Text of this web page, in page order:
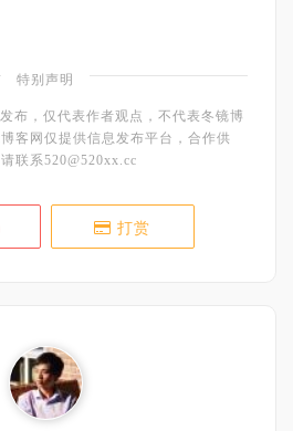
特别声明
布，仅代表作者观点，不代表冬镜博
客网仅提供信息发布平台，合作供
联系520@520xx.cc
打赏